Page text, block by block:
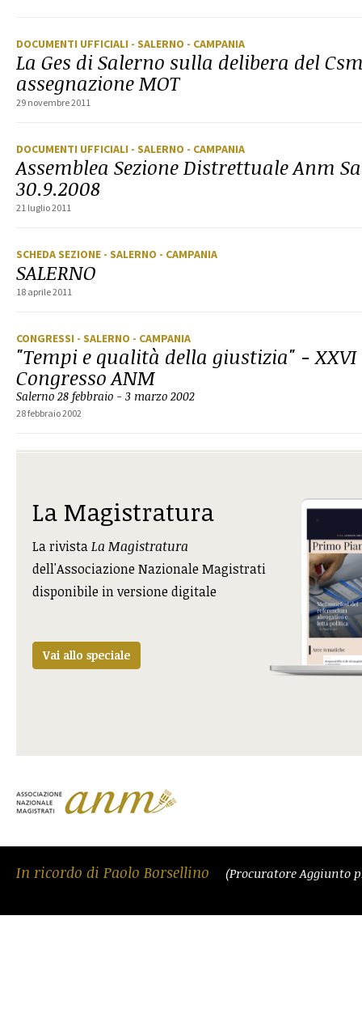
DOCUMENTI UFFICIALI - SALERNO - CAMPANIA
La Ges di Salerno sulla delibera del
assegnazione MOT
29 novembre 2011
DOCUMENTI UFFICIALI - SALERNO - CAMPANIA
Assemblea Sezione Distrettuale Anm
30.9.2008
21 luglio 2011
SCHEDA SEZIONE - SALERNO - CAMPANIA
SALERNO
18 aprile 2011
CONGRESSI - SALERNO - CAMPANIA
"Tempi e qualità della giustizia" - XXVI
Congresso ANM
Salerno 28 febbraio - 3 marzo 2002
28 febbraio 2002
La Magistratura
La rivistaLa Magistratura
dell'Associazione Nazionale Magistrati
disponibile in versione digitale
Vai allo speciale
In ricordo di Paolo Borsellino (Procuratore Aggiunto